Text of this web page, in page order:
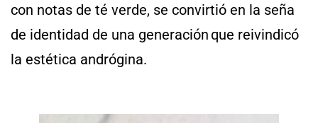
con notas de té verde, se convirtió en la seña
de identidad de una generación que reivindicó
la estética andrógina.